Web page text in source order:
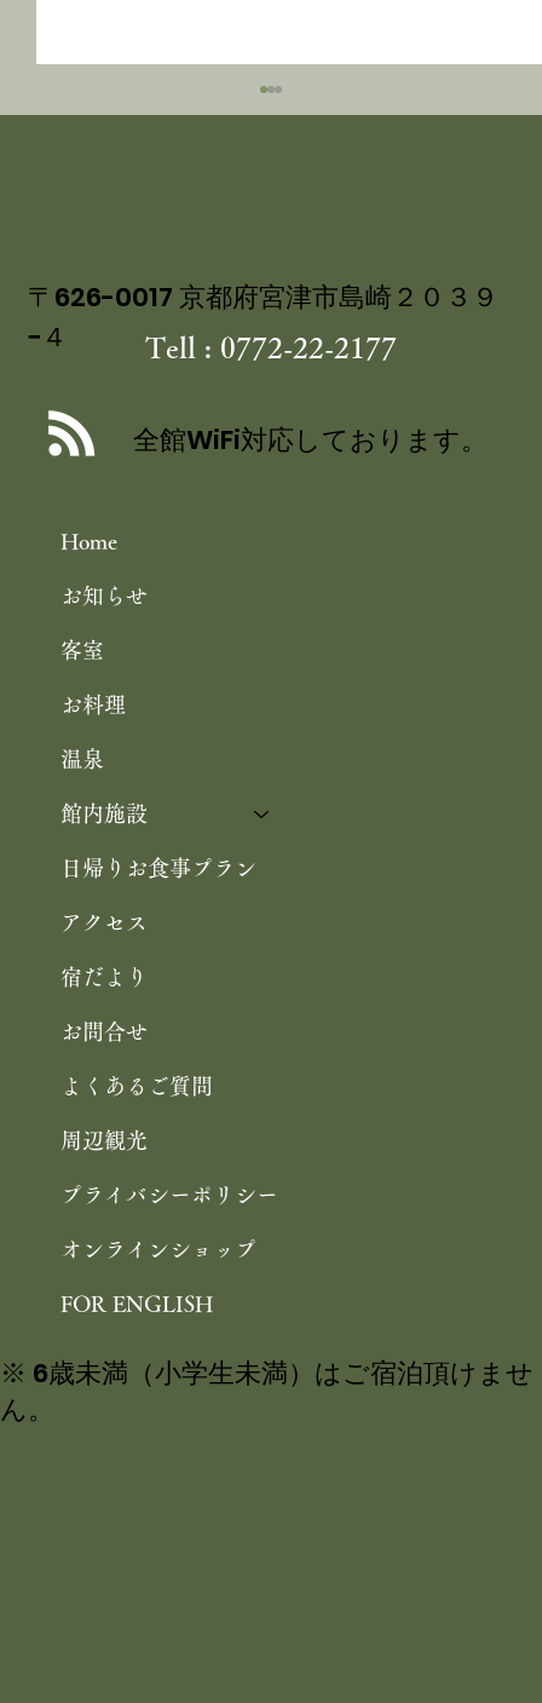
ルク 飯尾醸造 富士酢プレミアム使用
Home
お知らせ
客室
お料理
温泉
館内施設
日帰りお食事プラン
アクセス
宿だより
お問合せ
よくあるご質問
周辺観光
プライバシーポリシー
オンラインショップ
FOR ENGLISH
〒626-0017 京都府宮津市島崎２０３９
−４
Tell : 0772-22-2177
全館WiFi対応しております。
※ 6歳未満（小学生未満）はご宿泊頂けませ
ん。